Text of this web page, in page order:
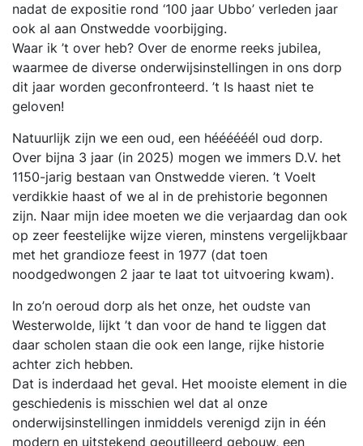
nadat de expositie rond ‘100 jaar Ubbo’ verleden jaar
ook al aan Onstwedde voorbijging.
Waar ik ’t over heb? Over de enorme reeks jubilea,
waarmee de diverse onderwijsinstellingen in ons dorp
dit jaar worden geconfronteerd. ’t Is haast niet te
geloven!
Natuurlijk zijn we een oud, een héééééél oud dorp.
Over bijna 3 jaar (in 2025) mogen we immers D.V. het
1150-jarig bestaan van Onstwedde vieren. ’t Voelt
verdikkie haast of we al in de prehistorie begonnen
zijn. Naar mijn idee moeten we die verjaardag dan ook
op zeer feestelijke wijze vieren, minstens vergelijkbaar
met het grandioze feest in 1977 (dat toen
noodgedwongen 2 jaar te laat tot uitvoering kwam).
In zo’n oeroud dorp als het onze, het oudste van
Westerwolde, lijkt ’t dan voor de hand te liggen dat
daar scholen staan die ook een lange, rijke historie
achter zich hebben.
Dat is inderdaad het geval. Het mooiste element in die
geschiedenis is misschien wel dat al onze
onderwijsinstellingen inmiddels verenigd zijn in één
modern en uitstekend geoutilleerd gebouw, een